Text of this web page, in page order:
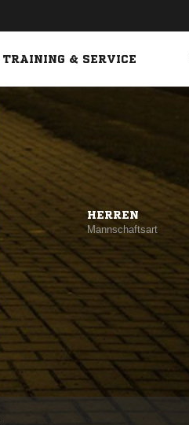
TRAINING & SERVICE
HERREN
Mannschaftsart